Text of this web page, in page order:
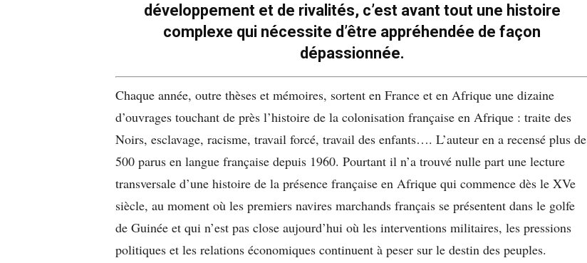
développement et de rivalités, c’est avant tout une histoire
complexe qui nécessite d’être appréhendée de façon
dépassionnée.
Chaque année, outre thèses et mémoires, sortent en France et en Afrique une dizaine
d’ouvrages touchant de près l’histoire de la colonisation française en Afrique : traite des
Noirs, esclavage, racisme, travail forcé, travail des enfants…. L’auteur en a recensé plus de
500 parus en langue française depuis 1960. Pourtant il n’a trouvé nulle part une lecture
transversale d’une histoire de la présence française en Afrique qui commence dès le XVe
siècle, au moment où les premiers navires marchands français se présentent dans le golfe
de Guinée et qui n’est pas close aujourd’hui où les interventions militaires, les pressions
politiques et les relations économiques continuent à peser sur le destin des peuples.